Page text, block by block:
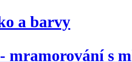
a barvy
mramorování s